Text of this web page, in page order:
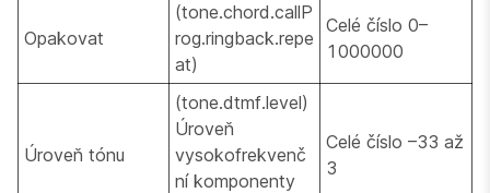
Opakovat
(tone.chord.callP
rog.ringback.repe
at)
Celé číslo 0–
1000000
Úroveň tónu
(tone.dtmf.level)
Úroveň
vysokofrekvenč
ní komponenty
Celé číslo –33 až
3